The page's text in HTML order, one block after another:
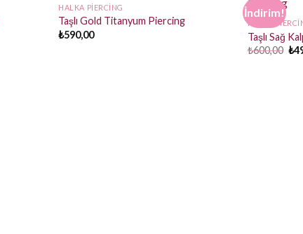
HALKA PIERCING
Taşlı Gold Titanyum Piercing
₺590,00
İndirim!
HALKA
Taşlı Sağ
₺600,00 ₺